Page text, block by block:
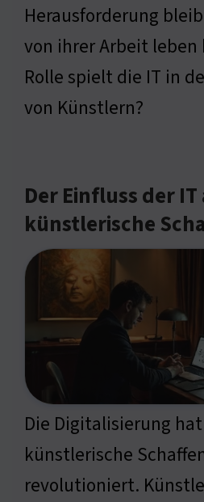
Herausforderung
von ihrer Arbeit leben
Rolle spielt die IT in
von Künstlern?
Der Einfluss der
künstlerische
Die Digitalisierung
künstlerische
revolutioniert.